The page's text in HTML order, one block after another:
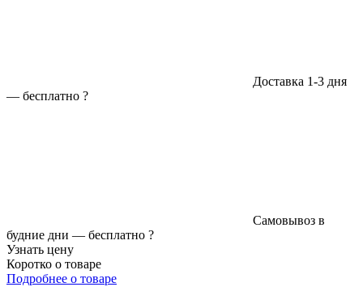
Доставка 1-3 дня
— бесплатно ?
Самовывоз в
будние дни — бесплатно ?
Узнать цену
Коротко о товаре
Подробнее о товаре